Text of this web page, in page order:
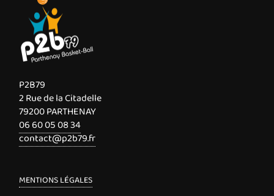
P2B79
2 Rue de la Citadelle
79200 PARTHENAY
06 60 05 08 34
contact@p2b79.fr
MENTIONS LÉGALES